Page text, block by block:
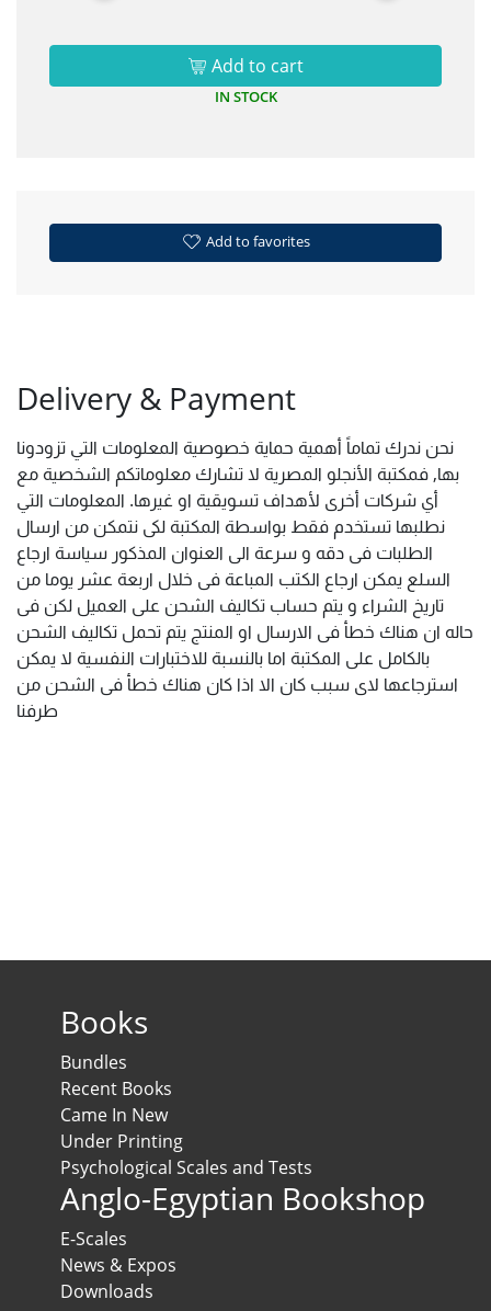
Add to cart
IN STOCK
Add to favorites
Delivery & Payment
نحن ندرك تماماً أهمية حماية خصوصية المعلومات التي تزودونا
بها, فمكتبة الأنجلو المصرية لا تشارك معلوماتكم الشخصية مع
أي شركات أخرى لأهداف تسويقية او غيرها. المعلومات التي
نطلبها تستخدم فقط بواسطة المكتبة لكى نتمكن من ارسال
الطلبات فى دقه و سرعة الى العنوان المذكور سياسة ارجاع
السلع يمكن ارجاع الكتب المباعة فى خلال اربعة عشر يوما من
تاريخ الشراء و يتم حساب تكاليف الشحن على العميل لكن فى
حاله ان هناك خطأ فى الارسال او المنتج يتم تحمل تكاليف الشحن
بالكامل على المكتبة اما بالنسبة للاختبارات النفسية لا يمكن
استرجاعها لاى سبب كان الا اذا كان هناك خطأ فى الشحن من
طرفنا
Books
Bundles
Recent Books
Came In New
Under Printing
Psychological Scales and Tests
Anglo-Egyptian Bookshop
E-Scales
News & Expos
Downloads